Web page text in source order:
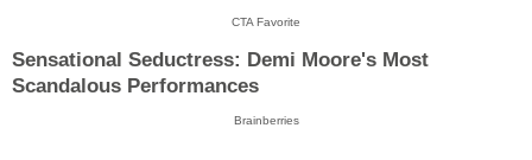
CTA Favorite
Sensational Seductress: Demi Moore's Most
Scandalous Performances
Brainberries